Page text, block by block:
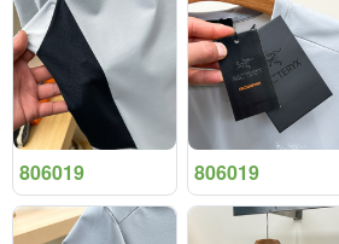
806019 806019